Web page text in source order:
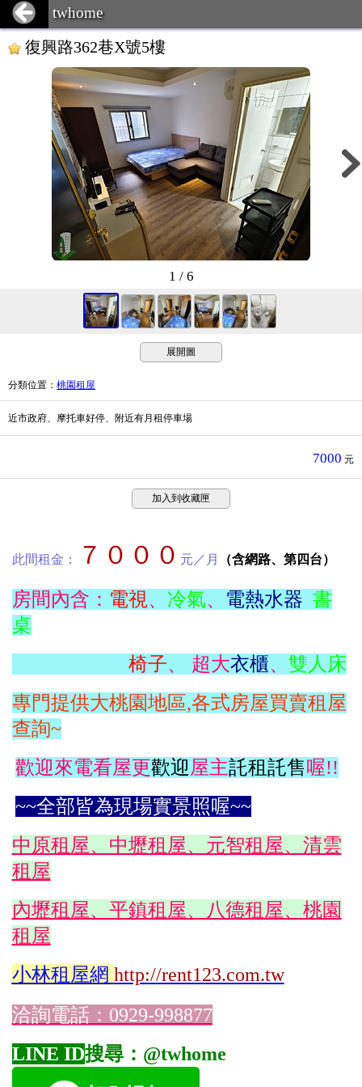
twhome
復興路362巷X號5樓
1 / 6
展開圖
分類位置 ： 桃園租屋
近市政府、摩托車好停、附近有月租停車場
7000 元
加入到收藏匣
此間租金： ７０００ 元／月 （含網路、第四台）
房間內含： 電視、 冷氣、 電熱水器 書
桌
椅子、 超大衣櫃、 雙人床
專門提供大桃園地區,各式房屋買賣租屋
查詢~
歡迎來電看屋更歡迎屋主託租託售喔!!
~~全部皆為現場實景照喔~~
中原租屋、中壢租屋、元智租屋、清雲
租屋
內壢租屋、平鎮租屋、八德租屋、桃園
租屋
小林租屋網 http://rent123.com.tw
洽詢電話：0929-998877
LINE ID搜尋：@twhome